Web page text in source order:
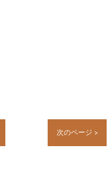
次のページ >